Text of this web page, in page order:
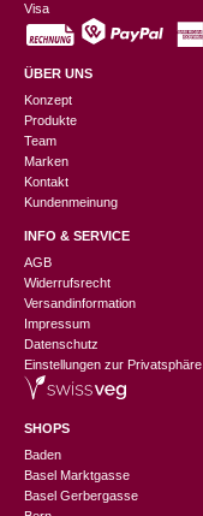
Visa
ÜBER UNS
Konzept
Produkte
Team
Marken
Kontakt
Kundenmeinung
INFO & SERVICE
AGB
Widerrufsrecht
Versandinformation
Impressum
Datenschutz
Einstellungen zur Privatsphäre
SHOPS
Baden
Basel Marktgasse
Basel Gerbergasse